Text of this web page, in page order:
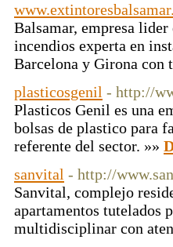
Balsamar, empresa
incendios experta en
Barcelona y Girona con
plasticosgenil - http://
Plasticos Genil es una
bolsas de plastico para
referente del sector. »»
sanvital - http://
Sanvital, complejo
apartamentos tutelados
multidisciplinar con